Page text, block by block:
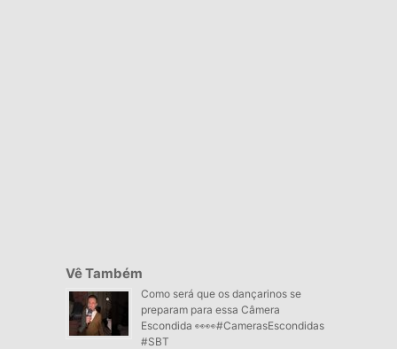
Vê Também
Como será que os dançarinos se
preparam para essa Câmera
Escondida 👀👀#CamerasEscondidas
#SBT